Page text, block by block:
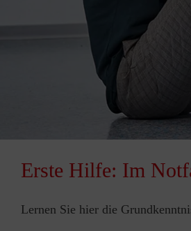
Erste Hilfe: Im
Lernen Sie hier die